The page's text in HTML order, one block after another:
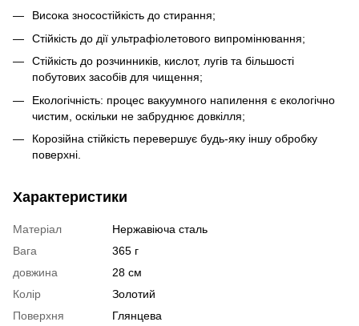
Висока зносостійкість до стирання;
Стійкість до дії ультрафіолетового випромінювання;
Стійкість до розчинників, кислот, лугів та більшості
побутових засобів для чищення;
Екологічність: процес вакуумного напилення є екологічно
чистим, оскільки не забруднює довкілля;
Корозійна стійкість перевершує будь-яку іншу обробку
поверхні.
Характеристики
Матеріал
Нержавіюча сталь
Вага
365 г
довжина
28 см
Колір
Золотий
Поверхня
Глянцева